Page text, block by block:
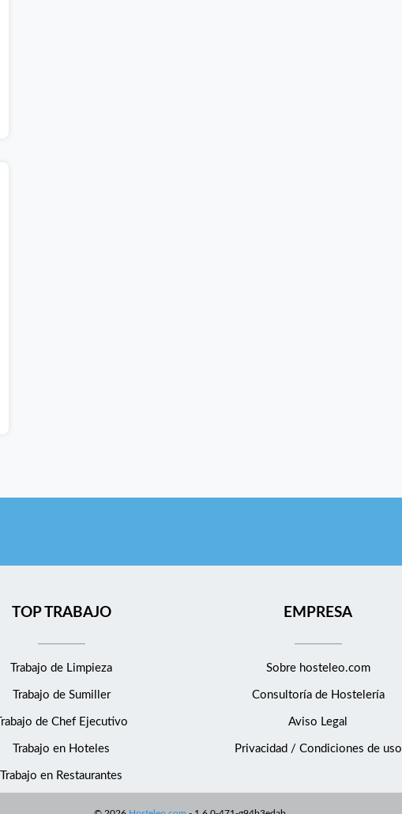
TOP TRABAJO
Trabajo de Limpieza
Trabajo de Sumiller
Trabajo de Chef Ejecutivo
Trabajo en Hoteles
Trabajo en Restaurantes
EMPRESA
Sobre hosteleo.com
Consultoría de Hostelería
Aviso Legal
Privacidad / Condiciones de uso